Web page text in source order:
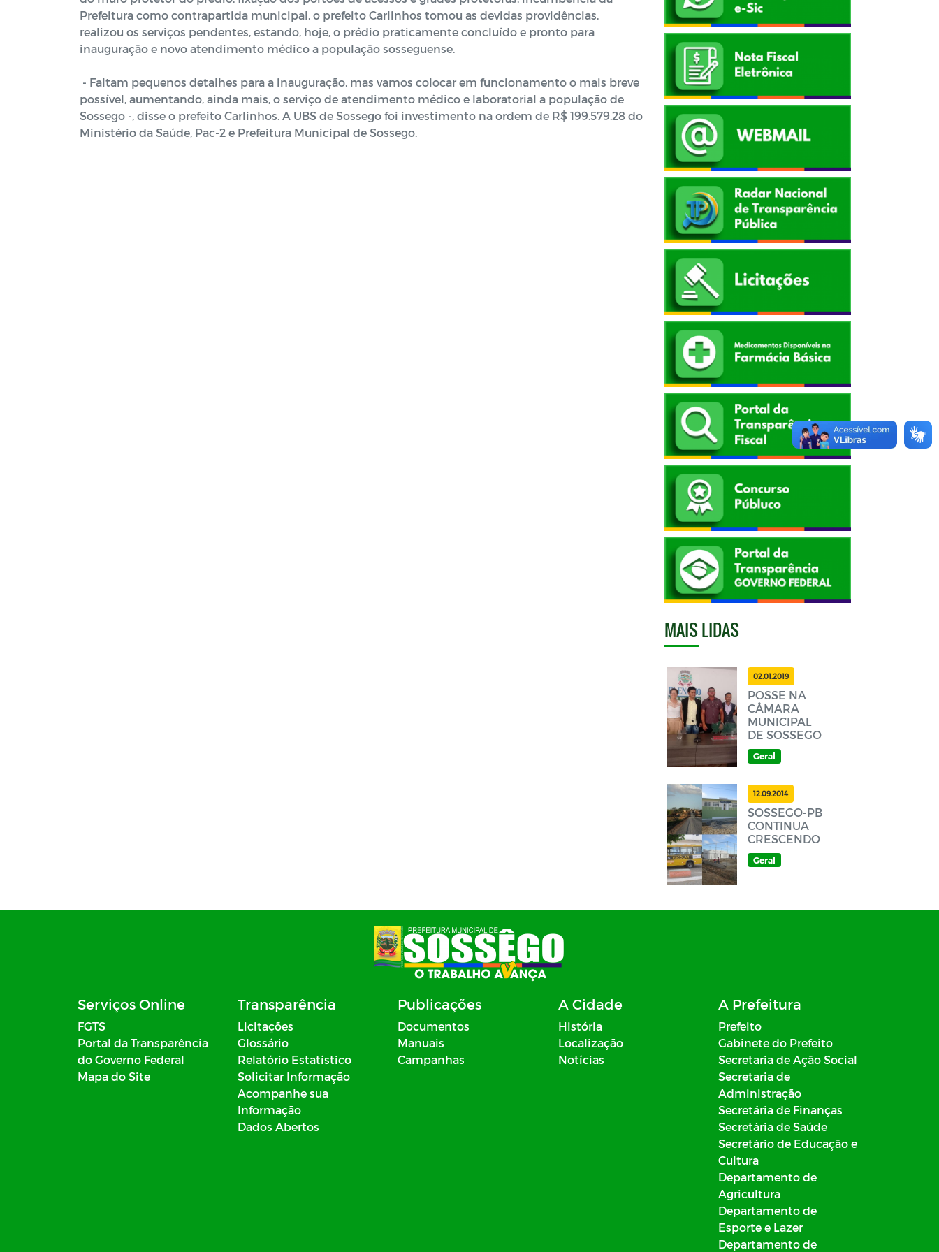
Prefeitura como contrapartida municipal, o prefeito Carlinhos tomou as devidas providências,
realizou os serviços pendentes, estando, hoje, o prédio praticamente concluído e pronto para
inauguração e novo atendimento médico a população sosseguense.
- Faltam pequenos detalhes para a inauguração, mas vamos colocar em funcionamento o mais breve
possível, aumentando, ainda mais, o serviço de atendimento médico e laboratorial a população de
Sossego -, disse o prefeito Carlinhos. A UBS de Sossego foi investimento na ordem de R$ 199.579.28 do
Ministério da Saúde, Pac-2 e Prefeitura Municipal de Sossego.
MAIS LIDAS
02.01.2019
POSSE NA
CÂMARA
MUNICIPAL
DE SOSSEGO
Geral
12.09.2014
SOSSEGO-PB
CONTINUA
CRESCENDO
Geral
Serviços Online
FGTS
Portal da Transparência
do Governo Federal
Mapa do Site
Transparência
Licitações
Glossário
Relatório Estatístico
Solicitar Informação
Acompanhe sua
Informação
Dados Abertos
Publicações
Documentos
Manuais
Campanhas
A Cidade
História
Localização
Notícias
A Prefeitura
Prefeito
Gabinete do Prefeito
Secretaria de Ação Social
Secretaria de
Administração
Secretária de Finanças
Secretária de Saúde
Secretário de Educação e
Cultura
Departamento de
Agricultura
Departamento de
Esporte e Lazer
Departamento de